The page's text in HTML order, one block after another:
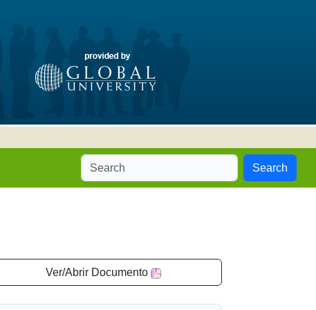
Search
Ver/Abrir Documento